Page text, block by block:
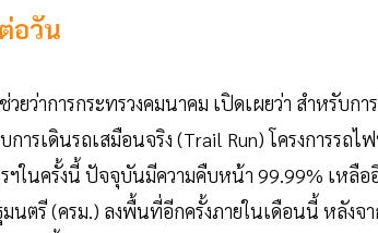
อวัน
ยว่าการกระทรวงคมนาคม เปิดเผยว่า สำหรับ
ารเดินรถเสมือนจริง (Trail Run) โครงการรถ
ฯในครั้งนี้ ปัจจุบันมีความคืบหน้า 99.99% เหลือ
นตรี (ครม.) ลงพื้นที่อีกครั้งภายในเดือนนี้ หลังจ